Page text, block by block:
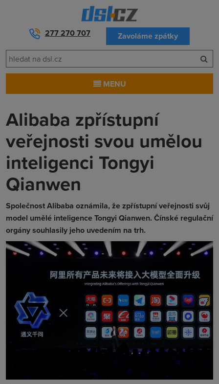
277 270 707 Zavoláme zpátky
MENU
Alibaba zpřístupní
veřejnosti svou umělou
inteligenci Tongyi
Qianwen
Společnost Alibaba oznámila, že zpřístupní veřejnosti svůj
model umělé inteligence Tongyi Qianwen. Čínské regulační
orgány souhlasily jeho uvedením na trh.